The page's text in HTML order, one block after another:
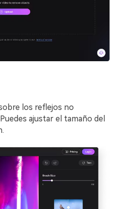
los reflejos no
ajustar el tamaño del